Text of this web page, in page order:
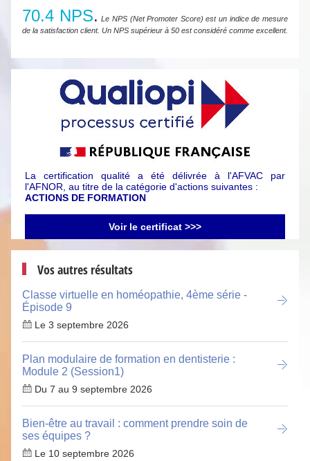
70.4 NPS. Le NPS (Net Promoter Score) est un indice de mesure
de la satisfaction client. Un NPS supérieur à 50 est considéré comme excellent.
La certification qualité a été délivrée à l'AFVAC par
l'AFNOR, au titre de la catégorie d'actions suivantes :
ACTIONS DE FORMATION
Voir le certificat >>>
Vos autres résultats
Classe virtuelle en homéopathie, 4ème série -
Épisode 9
Le 3 septembre 2026
Plan modulaire de formation en dentisterie :
Module 2 (Session1)
Du 7 au 9 septembre 2026
Bien-être au travail : comment prendre soin de
ses équipes ?
Le 10 septembre 2026